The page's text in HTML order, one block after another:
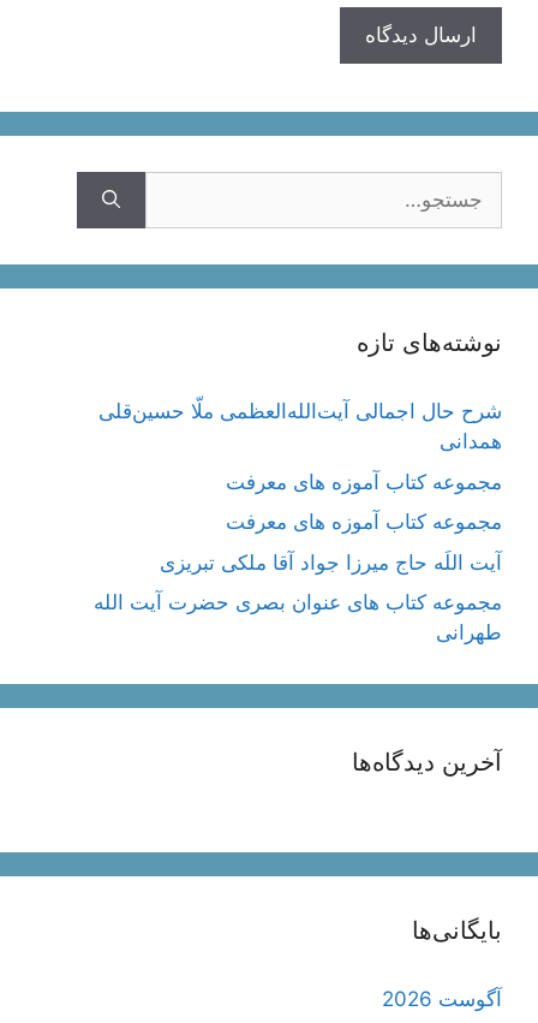
نوشته‌های تازه
شرح حال اجمالی آیت‌الله‌العظمی ملّا حسین‌قلی
همدانی
مجموعه کتاب آموزه های معرفت
مجموعه کتاب آموزه های معرفت
آیت اللَه حاج میرزا جواد آقا ملکی تبریزی
مجموعه کتاب های عنوان بصری حضرت آیت الله
طهرانی
آخرین دیدگاه‌ها
بایگانی‌ها
آگوست 2026